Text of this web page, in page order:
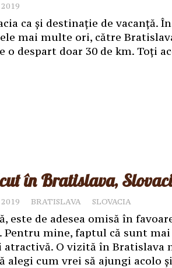
ca și destinație de vacanță.
mai multe ori, către
o despart doar 30 de km. Toți
în Bratislava,
BRATISLAVA SLOVACIA
este de adesea omisă în
Pentru mine, faptul că sunt
atractivă. O vizită în Bratislava
alegi cum vrei să ajungi acolo